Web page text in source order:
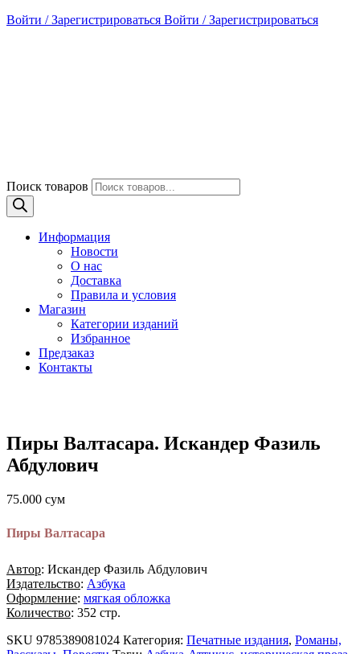
Войти / Зарегистрироваться Войти / Зарегистрироваться
Поиск товаров
Информация
Новости
О нас
Доставка
Правила и условия
Магазин
Категории изданий
Избранное
Предзаказ
Контакты
Пиры Валтасара. Искандер Фазиль
Абдулович
75.000 сум
Пиры Валтасара
Автор: Искандер Фазиль Абдулович
Издательство: Азбука
Оформление: мягкая обложка
Количество: 352 стр.
SKU 9785389081024 Категория: Печатные издания, Романы,